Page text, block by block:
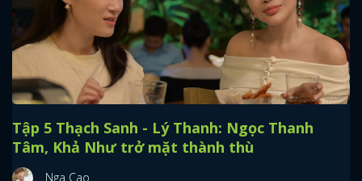
Tập 5 Thạch Sanh - Lý Thanh: Ngọc Thanh
Tâm, Khả Như trở mặt thành thù
Nga Cao